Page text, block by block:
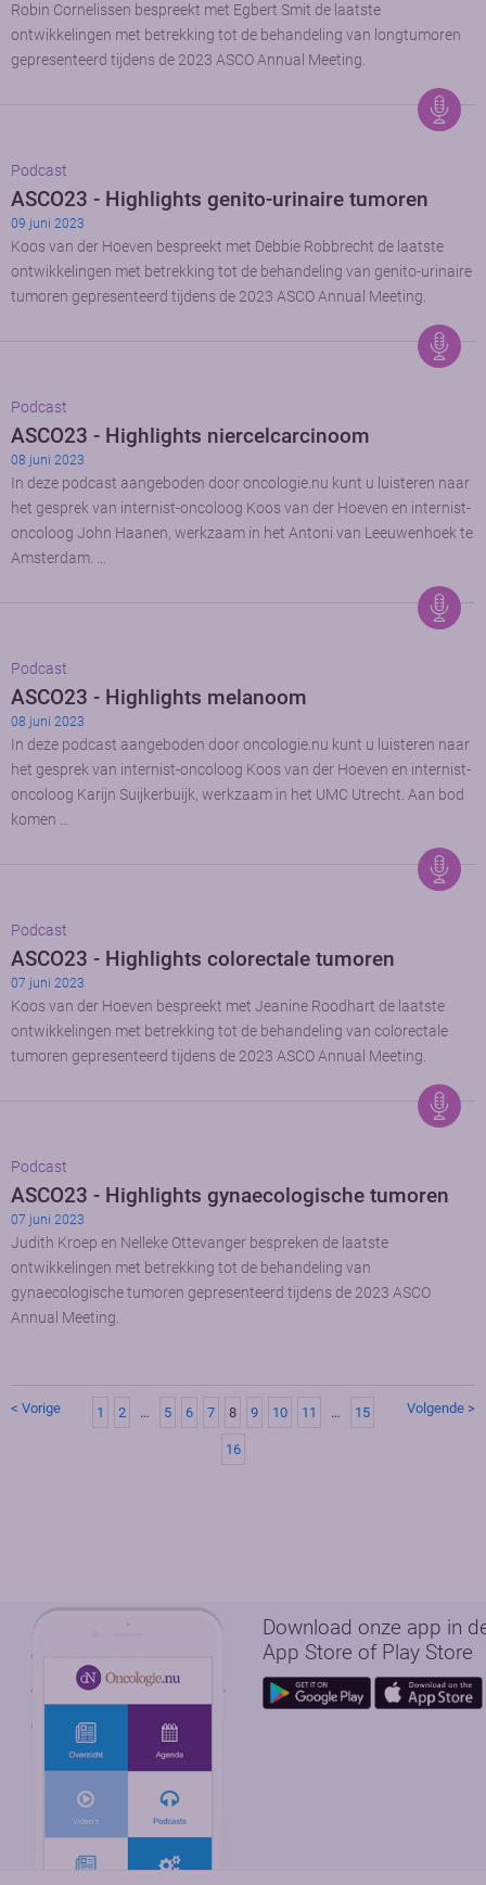
Robin Cornelissen bespreekt met Egbert Smit de laatste
ontwikkelingen met betrekking tot de behandeling van longtumoren
gepresenteerd tijdens de 2023 ASCO Annual Meeting.
Podcast
ASCO23 - Highlights genito-urinaire tumoren
09 juni 2023
Koos van der Hoeven bespreekt met Debbie Robbrecht de laatste
ontwikkelingen met betrekking tot de behandeling van genito-urinaire
tumoren gepresenteerd tijdens de 2023 ASCO Annual Meeting.
Podcast
ASCO23 - Highlights niercelcarcinoom
08 juni 2023
In deze podcast aangeboden door oncologie.nu kunt u luisteren naar
het gesprek van internist-oncoloog Koos van der Hoeven en internist-
oncoloog John Haanen, werkzaam in het Antoni van Leeuwenhoek te
Amsterdam. …
Podcast
ASCO23 - Highlights melanoom
08 juni 2023
In deze podcast aangeboden door oncologie.nu kunt u luisteren naar
het gesprek van internist-oncoloog Koos van der Hoeven en internist-
oncoloog Karijn Suijkerbuijk, werkzaam in het UMC Utrecht. Aan bod
komen …
Podcast
ASCO23 - Highlights colorectale tumoren
07 juni 2023
Koos van der Hoeven bespreekt met Jeanine Roodhart de laatste
ontwikkelingen met betrekking tot de behandeling van colorectale
tumoren gepresenteerd tijdens de 2023 ASCO Annual Meeting.
Podcast
ASCO23 - Highlights gynaecologische tumoren
07 juni 2023
Judith Kroep en Nelleke Ottevanger bespreken de laatste
ontwikkelingen met betrekking tot de behandeling van
gynaecologische tumoren gepresenteerd tijdens de 2023 ASCO
Annual Meeting.
< Vorige 1 2 … 5 6 7 8 9 10 11 … 15
16
Volgende >
Download onze app in
App Store of Play Store